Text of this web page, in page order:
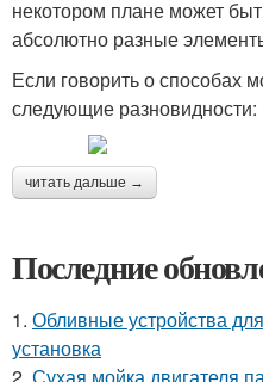
некотором плане может
абсолютно разные
Если говорить о способах
следующие разновидности:
читать дальше →
Последние
1. Обливные устройства
установка
2. Сухая мойка двигателя